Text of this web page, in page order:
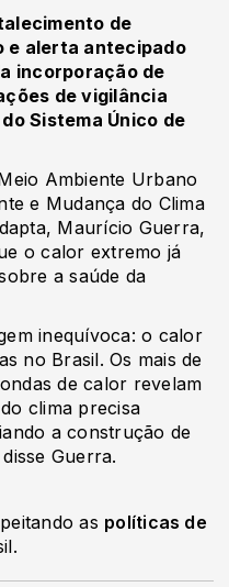
de
e alerta antecipado
incorporação de
de vigilância
Sistema Único de
Ambiente Urbano
e Mudança do Clima
Maurício Guerra,
o calor extremo já
a saúde da
inequívoca: o calor
no Brasil. Os mais de
de calor revelam
clima precisa
a construção de
Guerra.
as políticas de